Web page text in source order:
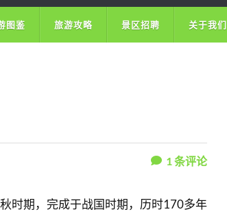
图鉴 旅游攻略 景区招聘 关于我们
1条评论
时期，完成于战国时期，历时170多年